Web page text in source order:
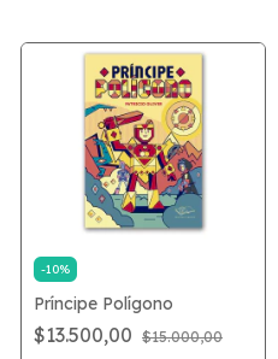
-10%
Príncipe Polígono
$13.500,00 $15.000,00